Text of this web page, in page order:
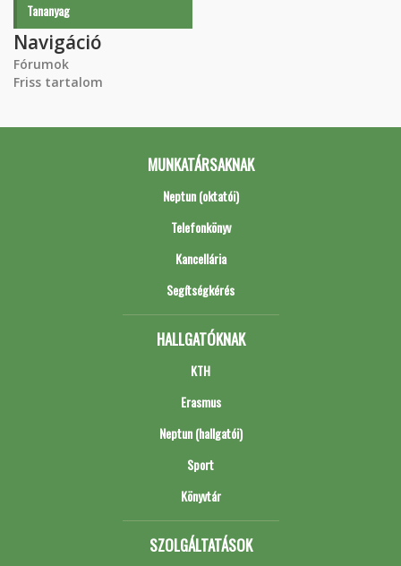
Tananyag
Navigáció
Fórumok
Friss tartalom
MUNKATÁRSAKNAK
Neptun (oktatói)
Telefonkönyv
Kancellária
Segítségkérés
HALLGATÓKNAK
KTH
Erasmus
Neptun (hallgatói)
Sport
Könyvtár
SZOLGÁLTATÁSOK